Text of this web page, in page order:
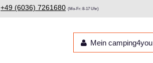
+49 (6036) 7261680 (Mo-Fr: 8-17 Uhr)
Mein camping4you